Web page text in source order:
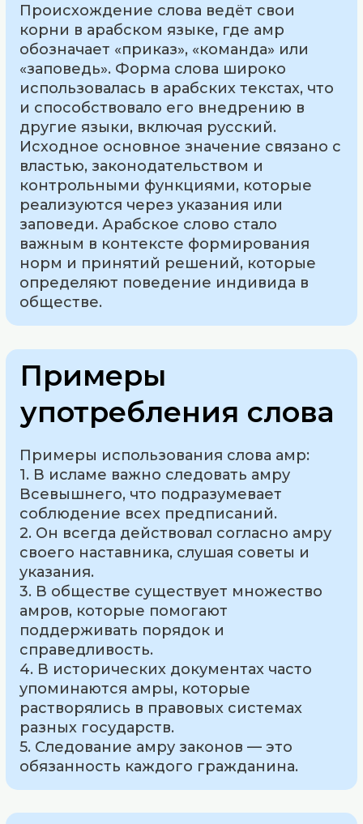
Происхождение слова ведёт свои
корни в арабском языке, где амр
обозначает «приказ», «команда» или
«заповедь». Форма слова широко
использовалась в арабских текстах, что
и способствовало его внедрению в
другие языки, включая русский.
Исходное основное значение связано с
властью, законодательством и
контрольными функциями, которые
реализуются через указания или
заповеди. Арабское слово стало
важным в контексте формирования
норм и принятий решений, которые
определяют поведение индивида в
обществе.
Примеры
употребления слова
Примеры использования слова амр:
1. В исламе важно следовать амру
Всевышнего, что подразумевает
соблюдение всех предписаний.
2. Он всегда действовал согласно амру
своего наставника, слушая советы и
указания.
3. В обществе существует множество
амров, которые помогают
поддерживать порядок и
справедливость.
4. В исторических документах часто
упоминаются амры, которые
растворялись в правовых системах
разных государств.
5. Следование амру законов — это
обязанность каждого гражданина.